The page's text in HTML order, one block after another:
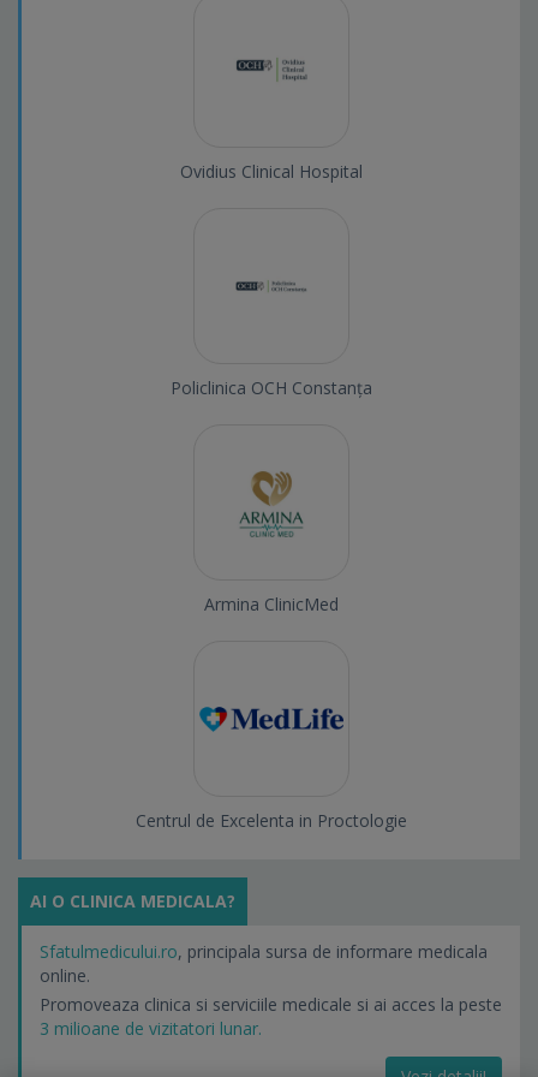
Ovidius Clinical Hospital
Policlinica OCH Constanța
Armina ClinicMed
Centrul de Excelenta in Proctologie
AI O CLINICA MEDICALA?
Sfatulmedicului.ro, principala sursa de informare medicala
online.
Promoveaza clinica si serviciile medicale si ai acces la peste
3 milioane de vizitatori lunar.